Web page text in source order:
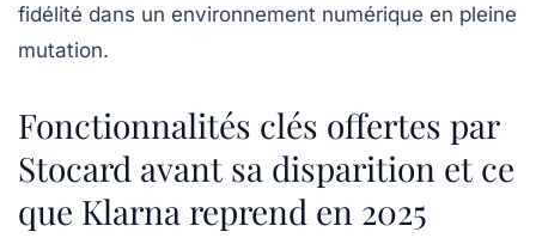
fidélité dans un environnement numérique en pleine
mutation.
Fonctionnalités clés offertes par
Stocard avant sa disparition et ce
que Klarna reprend en 2025